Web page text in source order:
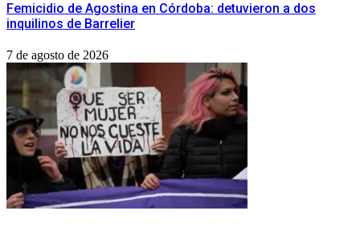
Femicidio de Agostina en Córdoba: detuvieron a dos
inquilinos de Barrelier
7 de agosto de 2026